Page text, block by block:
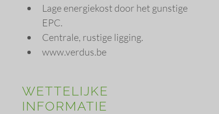
Lage energiekost door het gunstige
EPC.
Centrale, rustige ligging.
www.verdus.be
WETTELIJKE
INFORMATIE